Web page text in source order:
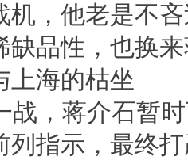
机，他老是不
缺品性，也换
上海的枯坐
战，蒋介石暂
列指示，最终